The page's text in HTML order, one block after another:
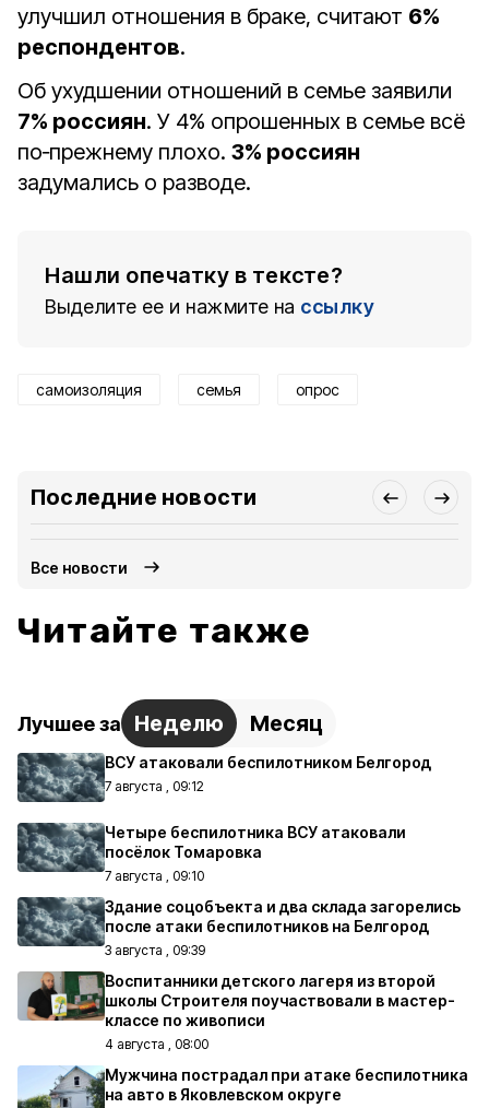
улучшил отношения в браке, считают 6%
респондентов.
Об ухудшении отношений в семье заявили
7% россиян. У 4% опрошенных в семье всё
по‑прежнему плохо. 3% россиян
задумались о разводе.
Нашли опечатку в тексте?
Выделите ее и нажмите на ссылку
самоизоляция семья опрос
Последние новости
Все новости
Читайте также
Лучшее за Неделю Месяц
ВСУ атаковали беспилотником Белгород
7 августа , 09:12
Четыре беспилотника ВСУ атаковали
посёлок Томаровка
7 августа , 09:10
Здание соцобъекта и два склада загорелись
после атаки беспилотников на Белгород
3 августа , 09:39
Воспитанники детского лагеря из второй
школы Строителя поучаствовали в мастер-
классе по живописи
4 августа , 08:00
Мужчина пострадал при атаке беспилотника
на авто в Яковлевском округе